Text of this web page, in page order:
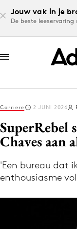
Jouw vak in je
De beste
Log in
Volg het
Carriere 2 JUNI 2026
SuperRebel
Chaves aan
'Een bureau dat
enthousiasme